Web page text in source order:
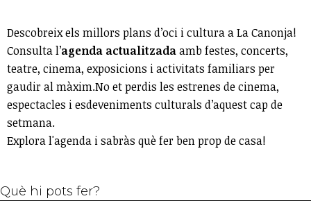
Descobreix els millors plans d’oci i cultura a La Canonja!
Consulta l’agenda actualitzadaamb festes, concerts,
teatre, cinema, exposicions i activitats familiars per
gaudir al màxim.No et perdis les estrenes de cinema,
espectacles i esdeveniments culturals d’aquest cap de
setmana.
Explora l'agenda i sabràs què fer ben prop de casa!
Què hi pots fer?